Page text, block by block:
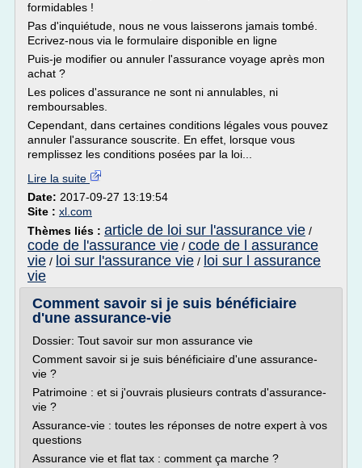
formidables !
Pas d'inquiétude, nous ne vous laisserons jamais tombé.
Ecrivez-nous via le formulaire disponible en ligne
Puis-je modifier ou annuler l'assurance voyage après mon
achat ?
Les polices d'assurance ne sont ni annulables, ni
remboursables.
Cependant, dans certaines conditions légales vous pouvez
annuler l'assurance souscrite. En effet, lorsque vous
remplissez les conditions posées par la loi...
Lire la suite
Date: 2017-09-27 13:19:54
Site : xl.com
Thèmes liés : article de loi sur l'assurance vie /
code de l'assurance vie / code de l assurance
vie / loi sur l'assurance vie / loi sur l assurance
vie
Comment savoir si je suis bénéficiaire
d'une assurance-vie
Dossier: Tout savoir sur mon assurance vie
Comment savoir si je suis bénéficiaire d'une assurance-
vie ?
Patrimoine : et si j'ouvrais plusieurs contrats d'assurance-
vie ?
Assurance-vie : toutes les réponses de notre expert à vos
questions
Assurance vie et flat tax : comment ça marche ?